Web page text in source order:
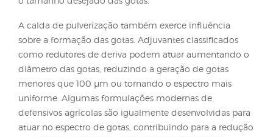
maioria dos equipamentos terrestres, parte dos
agrícolas e alguns modelos mais antigos de
ajuste do espectro de gotas é realizado, sobretudo,
seleção do modelo das pontas de pulverização.
do modelo jato cônico sem indução de ar, por
exemplo, promovem a formação de gotas
(finas ou muito finas), adequadas para produtos